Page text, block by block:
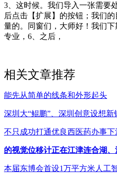
3、这时候。我们导入一张需要
后点击【扩展】的按钮；我们
量的。同窗们，大师好！我们
专业，6、之后，
相关文章推荐
能先从简单的线条和外形起头
深圳大“鲲鹏”、深圳创意设想新
不只成功打通优良西医药办事下
的视觉位移计正在江津连合湖
本届东博会首设1万平方米人工